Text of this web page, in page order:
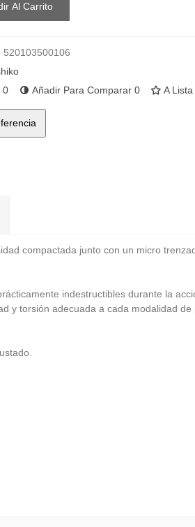
Al Carrito
520103500106
0 Añadir Para Comparar 0 A
compactada junto con un micro
indestructibles durante la
y torsión adecuada a cada modalidad